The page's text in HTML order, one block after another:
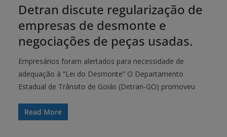
Detran discute regularização de
empresas de desmonte e
negociações de peças usadas.
Empresários foram alertados para necessidade de
adequação à “Lei do Desmonte” O Departamento
Estadual de Trânsito de Goiás (Detran-GO) promoveu
Read More